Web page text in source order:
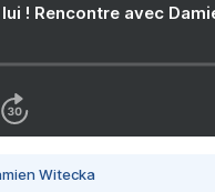
! Rencontre avec
Witecka